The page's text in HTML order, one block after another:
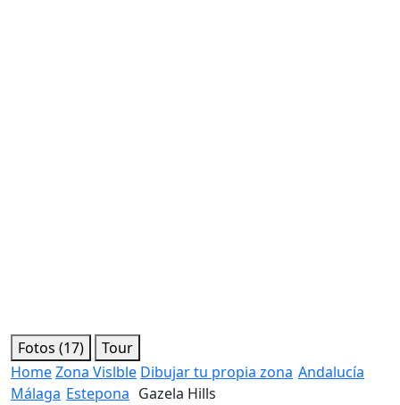
Fotos (17)
Tour
HomeZona Vislble Dibujar tu propia zona Andalucía
Málaga Estepona Gazela Hills